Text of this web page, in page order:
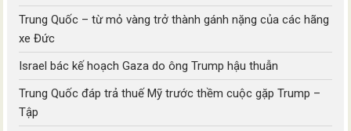
Trung Quốc – từ mỏ vàng trở thành gánh nặng của các hãng
xe Đức
Israel bác kế hoạch Gaza do ông Trump hậu thuẫn
Trung Quốc đáp trả thuế Mỹ trước thềm cuộc gặp Trump –
Tập